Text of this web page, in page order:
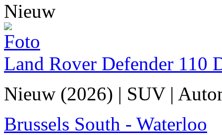
Nieuw
Land Rover Defender 110
Nieuw (2026) | SUV|
Brussels South - Waterloo